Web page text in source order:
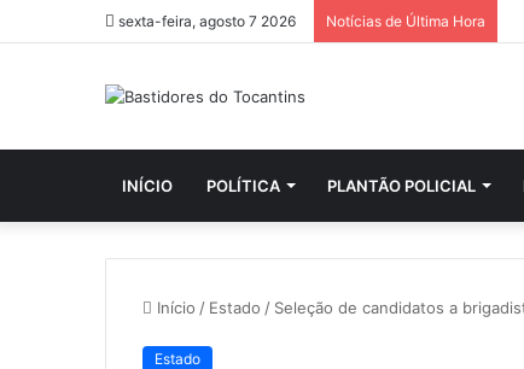
sexta-feira, agosto 7 2026 Notícias de Última Hora
INÍCIO POLÍTICA PLANTÃO POLICIAL
Início / Estado / Seleção de candidatos a
Estado